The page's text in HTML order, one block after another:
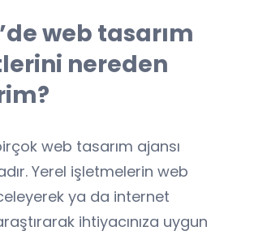
web tasarım
nereden
web tasarım ajansı
Yerel işletmelerin web
ya da internet
ihtiyacınıza uygun